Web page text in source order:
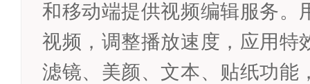
和移动端提供视频编辑服务。
视频，调整播放速度，应用特
滤镜、美颜、文本、贴纸功能